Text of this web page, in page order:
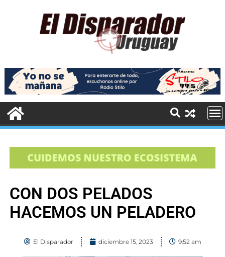
CON DOS PELADOS
HACEMOS UN PELADERO
El Disparador diciembre 15, 2023 9:52 am